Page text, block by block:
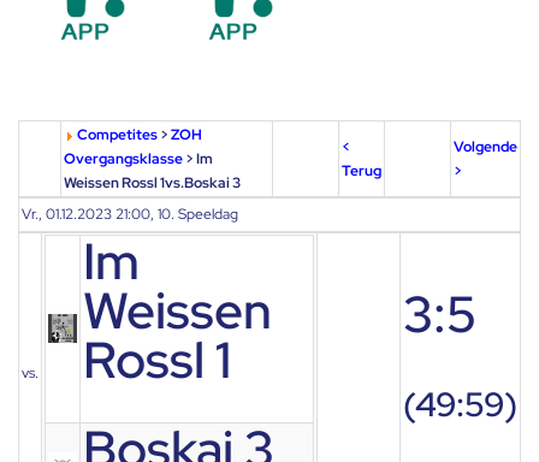
Competites>ZOH
Overgangsklasse> Im
Weissen Rossl 1vs.Boskai 3
<
Terug
Volgende
>
Vr., 01.12.2023 21:00, 10. Speeldag
vs.
Im
Weissen
Rossl 1
3:5
(49:59)